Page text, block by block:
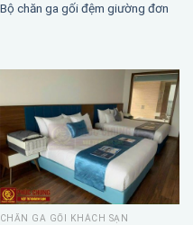
Bộ chăn ga gối đệm giường đơn
CHĂN GA GỐI KHÁCH SẠN